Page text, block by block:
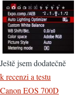
Ještě jsem dodatečně
k recenzi a testu
Canon EOS 700D